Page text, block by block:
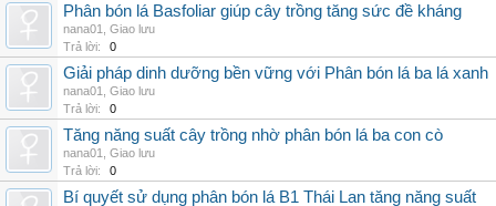
Phân bón lá Basfoliar giúp cây trồng tăng sức đề kháng
nana01
Giao lưu
Trả lời:
0
Giải pháp dinh dưỡng bền vững với Phân bón lá ba lá xanh
nana01
Giao lưu
Trả lời:
0
Tăng năng suất cây trồng nhờ phân bón lá ba con cò
nana01
Giao lưu
Trả lời:
0
Bí quyết sử dụng phân bón lá B1 Thái Lan tăng năng suất